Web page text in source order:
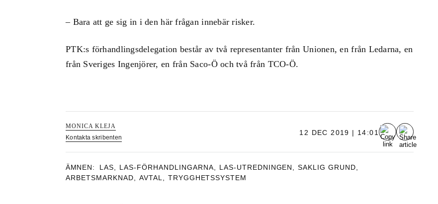
– Bara att ge sig in i den här frågan innebär risker.
PTK:s förhandlingsdelegation består av två representanter från Unionen, en från Ledarna, en
från Sveriges Ingenjörer, en från Saco-Ö och två från TCO-Ö.
MONICA KLEJA
Kontakta skribenten
12 DEC 2019 | 14:01
ÄMNEN: LAS LAS-FÖRHANDLINGARNA LAS-UTREDNINGEN SAKLIG GRUND
ARBETSMARKNAD
AVTAL TRYGGHETSSYSTEM